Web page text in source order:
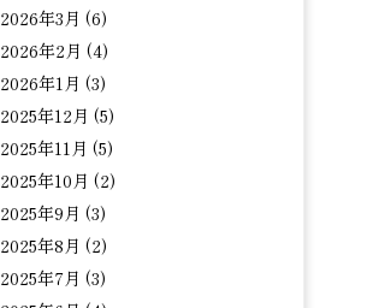
2026年3月 (6)
2026年2月 (4)
2026年1月 (3)
2025年12月 (5)
2025年11月 (5)
2025年10月 (2)
2025年9月 (3)
2025年8月 (2)
2025年7月 (3)